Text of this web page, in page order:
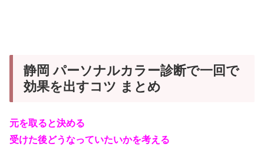
静岡 パーソナルカラー診断で一回で
効果を出すコツ まとめ
元を取ると決める
受けた後どうなっていたいかを考える